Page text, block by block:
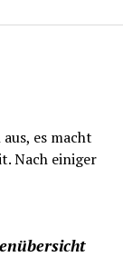
es macht
Nach einiger